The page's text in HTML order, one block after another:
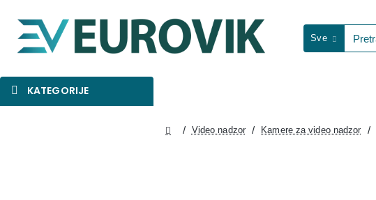
Sve
Pretraga...
KATEGORIJE
Video nadzor Kamere za video nadzor